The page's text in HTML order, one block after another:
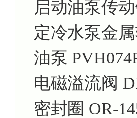
启动油泵传
定冷水泵金
油泵
电磁溢流阀
密封圈 OR-